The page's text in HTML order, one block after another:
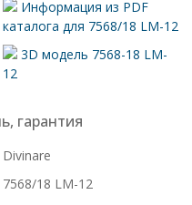
Информация из PDF
каталога для 7568/18 LM-12
3D модель 7568-18 LM-
12
гарантия
Divinare
7568/18 LM-12